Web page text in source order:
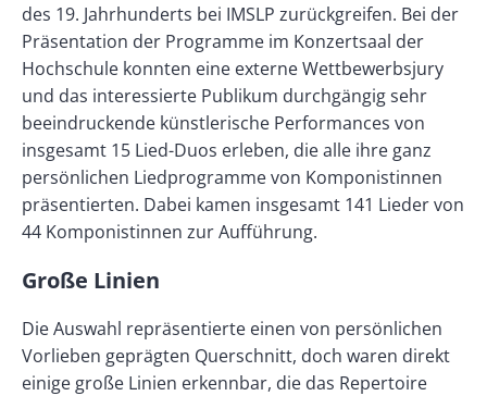
des 19. Jahrhunderts bei IMSLP zurückgreifen. Bei der
Präsentation der Programme im Konzertsaal der
Hochschule konnten eine externe Wettbewerbsjury
und das interessierte Publikum durchgängig sehr
beeindruckende künstlerische Performances von
insgesamt 15 Lied-Duos erleben, die alle ihre ganz
persönlichen Liedprogramme von Komponistinnen
präsentierten. Dabei kamen insgesamt 141 Lieder von
44 Komponistinnen zur Aufführung.
Große Linien
Die Auswahl repräsentierte einen von persönlichen
Vorlieben geprägten Querschnitt, doch waren direkt
einige große Linien erkennbar, die das Repertoire